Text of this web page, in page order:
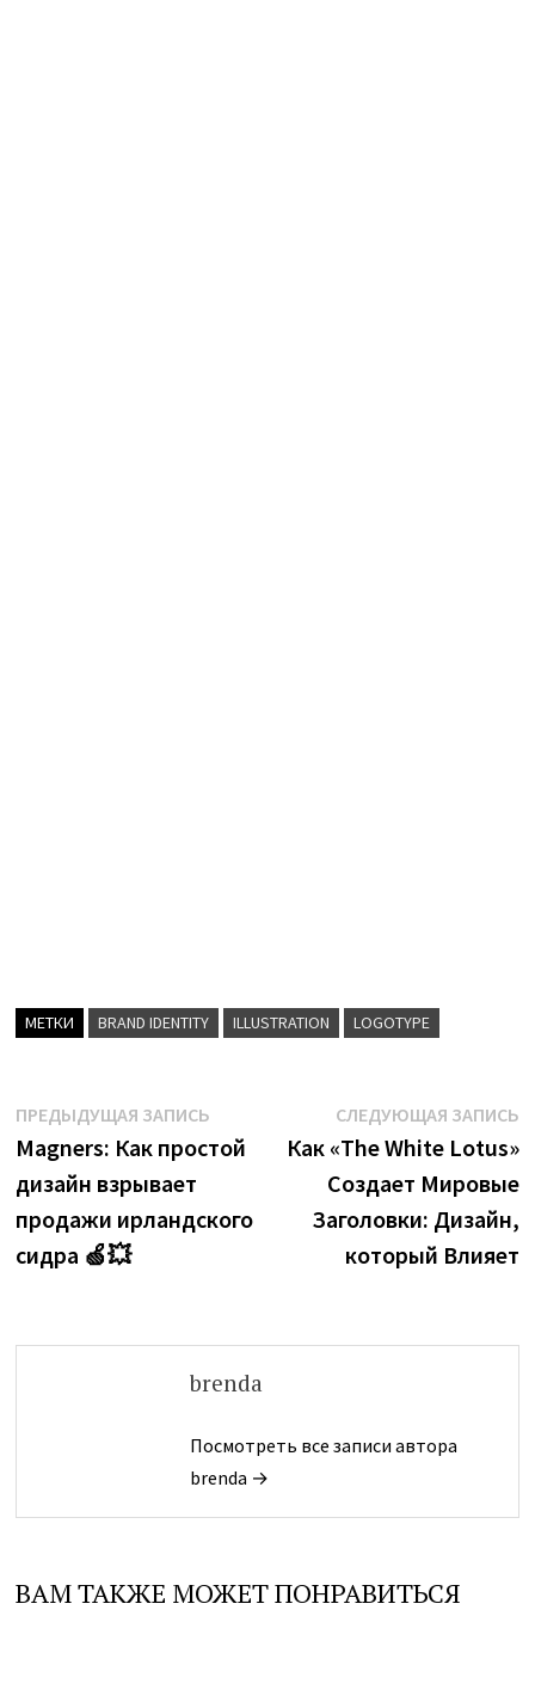
МЕТКИ BRAND IDENTITY ILLUSTRATION LOGOTYPE
Навигация
по
записям
ПРЕДЫДУЩАЯ ЗАПИСЬ
запись:
Magners: Как простой
дизайн взрывает
продажи ирландского
сидра 🍏💥
СЛЕДУЮЩАЯ ЗАПИСЬ
Как «The White Lotus»
Создает Мировые
Заголовки: Дизайн,
который Влияет
brenda
Посмотреть все записи автора
brenda →
ВАМ ТАКЖЕ МОЖЕТ ПОНРАВИТЬСЯ